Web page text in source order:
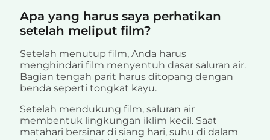
Apa yang harus saya perhatikan
setelah meliput film?
Setelah menutup film, Anda harus
menghindari film menyentuh dasar saluran air.
Bagian tengah parit harus ditopang dengan
benda seperti tongkat kayu.
Setelah mendukung film, saluran air
membentuk lingkungan iklim kecil. Saat
matahari bersinar di siang hari, suhu di dalam